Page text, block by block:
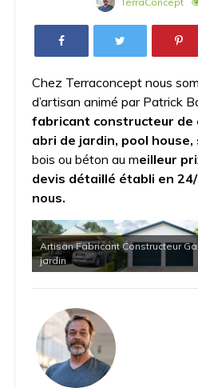
Chez Terraconcept nous
d’artisan animé par Patrick
fabricant constructeur de
abri de jardin, pool
bois ou béton au meilleur
devis détaillé établi en
nous.
Artisan Fabricant Constructeur
jardin